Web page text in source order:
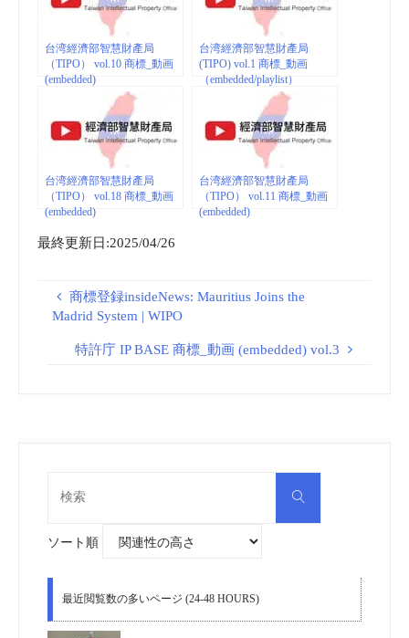
台湾經濟部智慧財產局
（TIPO） vol.10 商標_動画
(embedded)
台湾經濟部智慧財產局
(TIPO) vol.1 商標_動画
（embedded/playlist）
台湾經濟部智慧財產局
（TIPO） vol.18 商標_動画
(embedded)
台湾經濟部智慧財產局
（TIPO） vol.11 商標_動画
(embedded)
最終更新日:2025/04/26
商標登録insideNews: Mauritius Joins the
Madrid System | WIPO
特許庁 IP BASE 商標_動画 (embedded) vol.3
検
ソート順
最近閲覧数の多いページ (24-48 HOURS)